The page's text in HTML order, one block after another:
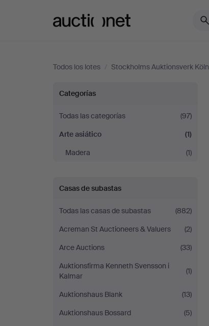
Todos los lotes / Stockholms Auktionsverk Köln
Arte
asiático
en
Auktionsverk
Köln
Categorías
Todas las categorías
(97)
Arte asiático
(1)
Madera
(1)
Casas de subastas
Todas las casas de subastas
(882)
Acreman St Auctioneers & Valuers
(2)
Arce Auctions
(33)
Auktionsfirma Kenneth Svensson i
Kalmar
(1)
Auktionshaus Blank
(13)
Auktionshaus Bossard
(5)